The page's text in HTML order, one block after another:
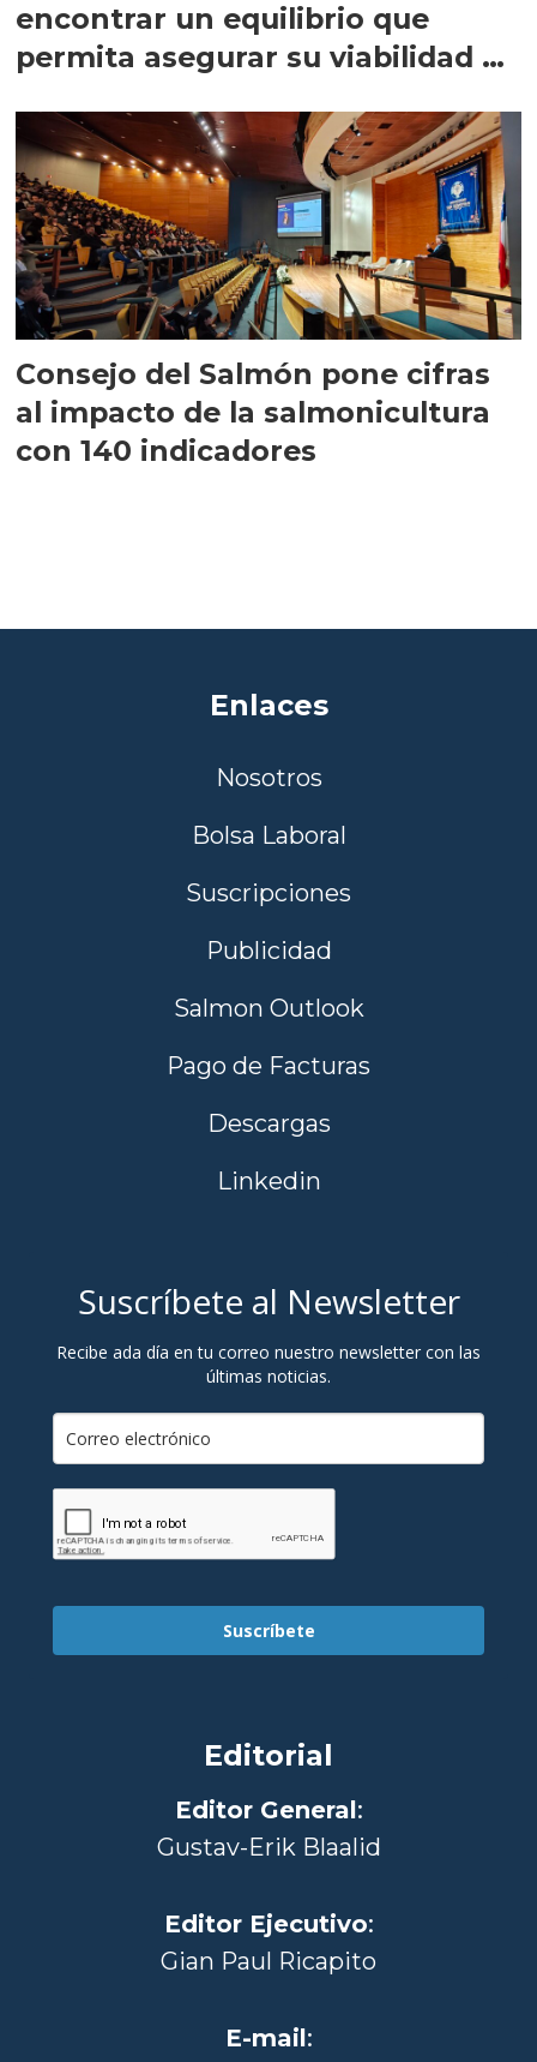
encontrar un equilibrio que
permita asegurar su viabilidad de
Consejo del Salmón pone cifras
al impacto de la salmonicultura
con 140 indicadores
Enlaces
Nosotros
Bolsa Laboral
Suscripciones
Publicidad
Salmon Outlook
Pago de Facturas
Descargas
Linkedin
Suscríbete al Newsletter
Recibe ada día en tu correo nuestro newsletter con las
últimas noticias.
Suscríbete
Editorial
Editor General:
Gustav-Erik Blaalid
Editor Ejecutivo:
Gian Paul Ricapito
E-mail: